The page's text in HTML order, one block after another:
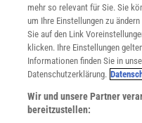
Uns finden Sie auch
mehr so relevant für Sie. Sie
um Ihre Einstellungen zu
Sie auf den Link
klicken. Ihre Einstellungen
Informationen finden Sie in
Datenschutzerklärung.
Wir und unsere Partner
bereitzustellen: